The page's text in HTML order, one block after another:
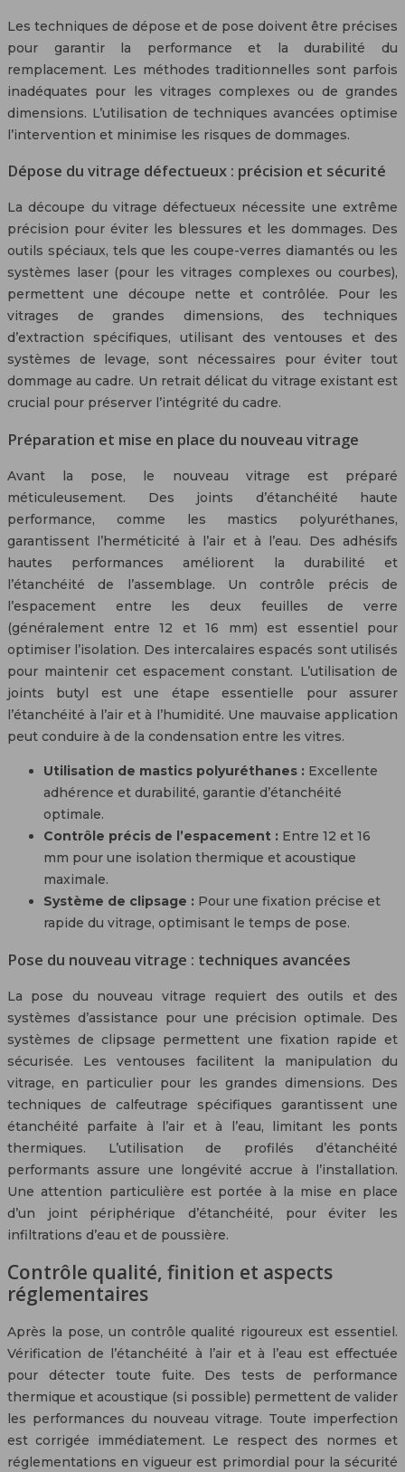
Les techniques de dépose et de pose doivent être précises
pour garantir la performance et la durabilité du
remplacement. Les méthodes traditionnelles sont parfois
inadéquates pour les vitrages complexes ou de grandes
dimensions. L’utilisation de techniques avancées optimise
l’intervention et minimise les risques de dommages.
Dépose du vitrage défectueux : précision et sécurité
La découpe du vitrage défectueux nécessite une extrême
précision pour éviter les blessures et les dommages. Des
outils spéciaux, tels que les coupe-verres diamantés ou les
systèmes laser (pour les vitrages complexes ou courbes),
permettent une découpe nette et contrôlée. Pour les
vitrages de grandes dimensions, des techniques
d’extraction spécifiques, utilisant des ventouses et des
systèmes de levage, sont nécessaires pour éviter tout
dommage au cadre. Un retrait délicat du vitrage existant est
crucial pour préserver l’intégrité du cadre.
Préparation et mise en place du nouveau vitrage
Avant la pose, le nouveau vitrage est préparé
méticuleusement. Des joints d’étanchéité haute
performance, comme les mastics polyuréthanes,
garantissent l’herméticité à l’air et à l’eau. Des adhésifs
hautes performances améliorent la durabilité et
l’étanchéité de l’assemblage. Un contrôle précis de
l’espacement entre les deux feuilles de verre
(généralement entre 12 et 16 mm) est essentiel pour
optimiser l’isolation. Des intercalaires espacés sont utilisés
pour maintenir cet espacement constant. L’utilisation de
joints butyl est une étape essentielle pour assurer
l’étanchéité à l’air et à l’humidité. Une mauvaise application
peut conduire à de la condensation entre les vitres.
Utilisation de mastics polyuréthanes : Excellente
adhérence et durabilité, garantie d’étanchéité
optimale.
Contrôle précis de l’espacement : Entre 12 et 16
mm pour une isolation thermique et acoustique
maximale.
Système de clipsage : Pour une fixation précise et
rapide du vitrage, optimisant le temps de pose.
Pose du nouveau vitrage : techniques avancées
La pose du nouveau vitrage requiert des outils et des
systèmes d’assistance pour une précision optimale. Des
systèmes de clipsage permettent une fixation rapide et
sécurisée. Les ventouses facilitent la manipulation du
vitrage, en particulier pour les grandes dimensions. Des
techniques de calfeutrage spécifiques garantissent une
étanchéité parfaite à l’air et à l’eau, limitant les ponts
thermiques. L’utilisation de profilés d’étanchéité
performants assure une longévité accrue à l’installation.
Une attention particulière est portée à la mise en place
d’un joint périphérique d’étanchéité, pour éviter les
infiltrations d’eau et de poussière.
Contrôle qualité, finition et aspects
réglementaires
Après la pose, un contrôle qualité rigoureux est essentiel.
Vérification de l’étanchéité à l’air et à l’eau est effectuée
pour détecter toute fuite. Des tests de performance
thermique et acoustique (si possible) permettent de valider
les performances du nouveau vitrage. Toute imperfection
est corrigée immédiatement. Le respect des normes et
réglementations en vigueur est primordial pour la sécurité